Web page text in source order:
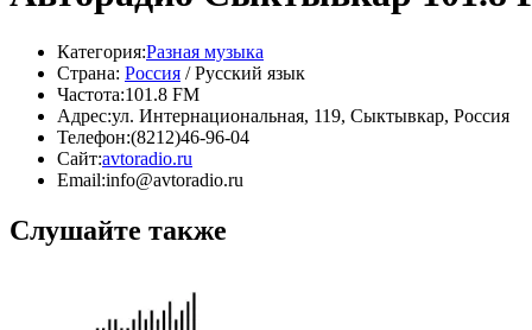
Категория:Разная музыка
Страна: Россия / Русский язык
Частота:101.8 FM
Адрес:ул. Интернациональная, 119, Сыктывкар, Россия
Телефон:(8212)46-96-04
Сайт:avtoradio.ru
Email:info@avtoradio.ru
Слушайте также